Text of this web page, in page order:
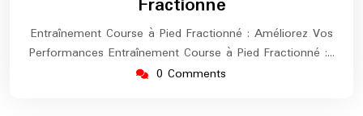
Entraînement Course à Pied Fractionné : Améliorez Vos
Performances Entraînement Course à Pied Fractionné :…
0 Comments